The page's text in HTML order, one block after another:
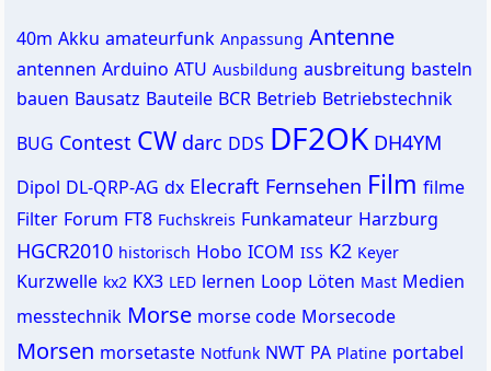
40m Akku amateurfunk Anpassung Antenne
antennen Arduino ATU Ausbildung ausbreitung basteln
bauen Bausatz Bauteile BCR Betrieb Betriebstechnik
BUG Contest CW darc DDS DF2OK DH4YM
Dipol DL-QRP-AG dx Elecraft Fernsehen Film filme
Filter Forum FT8 Fuchskreis Funkamateur Harzburg
HGCR2010 historisch Hobo ICOM ISS K2 Keyer
Kurzwelle kx2 KX3 LED lernen Loop Löten Mast Medien
messtechnik Morse morse code Morsecode
Morsen morsetaste Notfunk NWT PA Platine portabel